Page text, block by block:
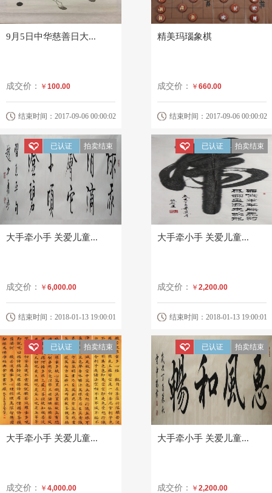
9月5日中华慈善日大...
成交价： ￥ 100.00
结束时间：2017-09-06 00:00:02
精美玛瑙象棋
成交价： ￥ 660.00
结束时间：2017-09-06 00:00:02
拍卖结束
已认证
大手牵小手 关爱儿童...
成交价： ￥ 6,000.00
结束时间：2018-01-13 19:00:01
拍卖结束
已认证
大手牵小手 关爱儿童...
成交价： ￥ 2,200.00
结束时间：2018-01-13 19:00:01
拍卖结束
已认证
大手牵小手 关爱儿童...
成交价： ￥ 4,000.00
拍卖结束
已认证
大手牵小手 关爱儿童...
成交价： ￥ 2,200.00